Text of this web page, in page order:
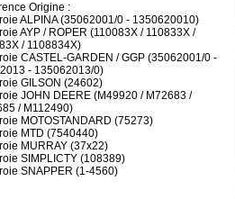
Origine :
ALPINA (35062001/0 - 1350620010)
AYP / ROPER (110083X / 110833X /
/ 1108834X)
CASTEL-GARDEN / GGP (35062001/0 -
- 135062013/0)
GILSON (24602)
JOHN DEERE (M49920 / M72683 /
/ M112490)
MOTOSTANDARD (75273)
MTD (7540440)
MURRAY (37x22)
SIMPLICTY (108389)
SNAPPER (1-4560)